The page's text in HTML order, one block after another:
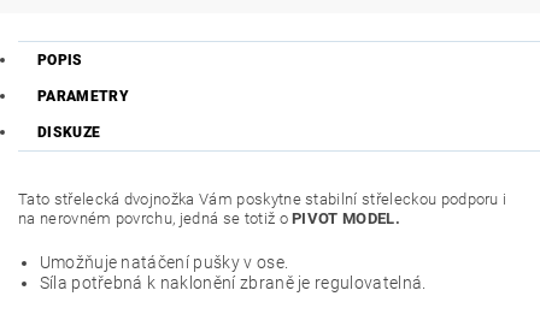
POPIS
PARAMETRY
DISKUZE
Tato střelecká dvojnožka Vám poskytne stabilní střeleckou podporu i
na nerovném povrchu, jedná se totiž oPIVOT MODEL.
Umožňuje natáčení pušky v ose.
Síla potřebná k naklonění zbraně je regulovatelná.